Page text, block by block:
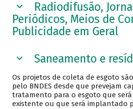
Radiodifusão,
Periódicos, Meios de
Publicidade em Geral
Saneamento e
Os projetos de coleta de esgoto
pelo BNDES desde que prevejam
tratamento para o esgoto que
existente ou que será implantado